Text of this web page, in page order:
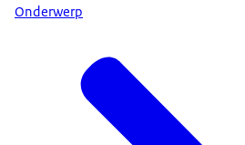
Onderwerp